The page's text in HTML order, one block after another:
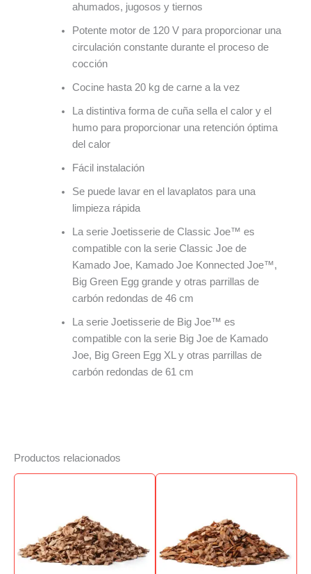
ahumados, jugosos y tiernos
Potente motor de 120 V para proporcionar una
circulación constante durante el proceso de
cocción
Cocine hasta 20 kg de carne a la vez
La distintiva forma de cuña sella el calor y el
humo para proporcionar una retención óptima
del calor
Fácil instalación
Se puede lavar en el lavaplatos para una
limpieza rápida
La serie Joetisserie de Classic Joe™ es
compatible con la serie Classic Joe de
Kamado Joe, Kamado Joe Konnected Joe™,
Big Green Egg grande y otras parrillas de
carbón redondas de 46 cm
La serie Joetisserie de Big Joe™ es
compatible con la serie Big Joe de Kamado
Joe, Big Green Egg XL y otras parrillas de
carbón redondas de 61 cm
Productos relacionados